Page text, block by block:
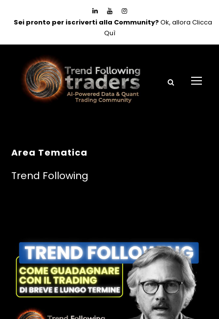
Sei pronto per iscriverti alla Community?Ok, allora Clicca
Quì
Area Tematica
Trend Following